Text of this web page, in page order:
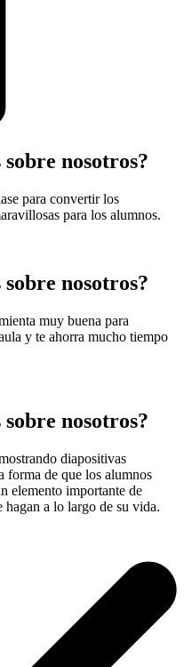
nosotros?
para convertir los
para los alumnos.
nosotros?
muy buena para
y te ahorra mucho tiempo
nosotros?
diapositivas
forma de que los alumnos
elemento importante de
a lo largo de su vida.